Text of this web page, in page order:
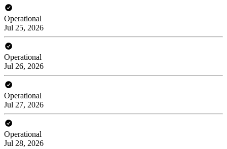
Operational
Jul 25, 2026
Operational
Jul 26, 2026
Operational
Jul 27, 2026
Operational
Jul 28, 2026